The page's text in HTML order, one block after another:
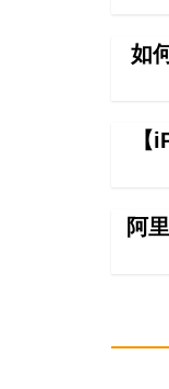
如
阿